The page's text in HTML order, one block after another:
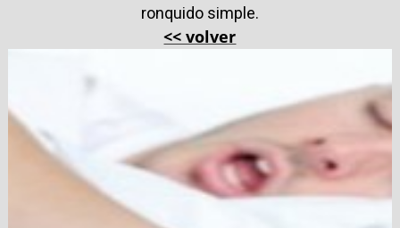
ronquido simple.
<< volver